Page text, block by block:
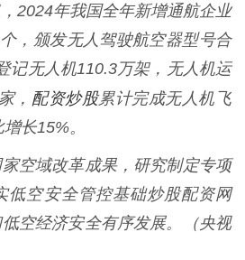
年我国全年新增通航企业
，颁发无人驾驶航空器型号合
记无人机110.3万架，无人机运
， 配资炒股累计完成无人机飞
长15%。
域改革成果，研究制定专项
低空安全管控基础炒股配资网
空经济安全有序发展。（央视